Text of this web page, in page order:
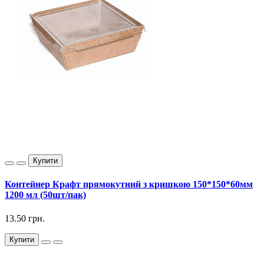
Купити
Контейнер Крафт прямокутний з кришкою 150*150*60мм
1200 мл (50шт/пак)
13.50 грн.
Купити